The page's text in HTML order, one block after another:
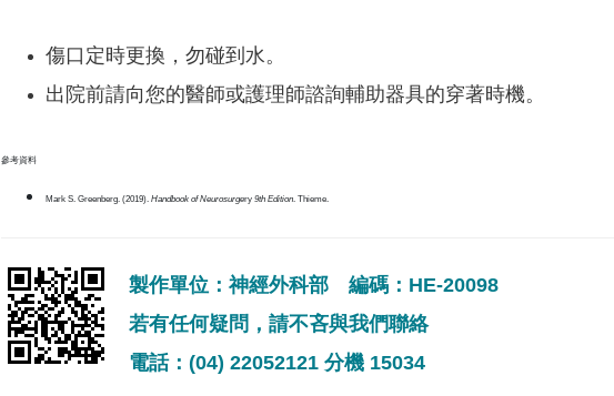
傷口定時更換，勿碰到水。
出院前請向您的醫師或護理師諮詢輔助器具的穿著時機。
參考資料
Mark S. Greenberg. (2019). Handbook of Neurosurgery 9th Edition. Thieme.
製作單位：神經外科部 編碼：HE-20098
若有任何疑問，請不吝與我們聯絡
電話：(04) 22052121 分機 15034